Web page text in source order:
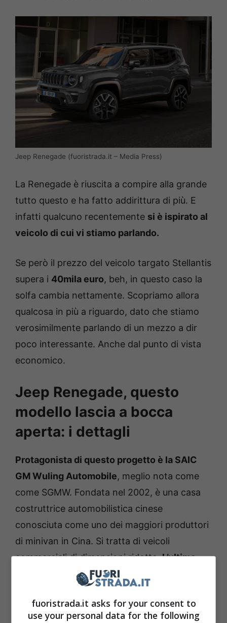
Jeep Renegade (fuoristrada.it – Media Press)
La Renegade è riuscita a compire alla grande
tutto questo e ha fatto addirittura di più. E
infatti qualcuno recentemente si è ispirato al
veicolo di cui vi stiamo parlando.
Se però il prezzo del veicolo targato Stellantis
supera i 40mila euro, beh, in questo caso la
solfa cambia nettamente. Scopriamo allora
qualcosa in più a riguardo, dato che stiamo
verosimilmente parlando di un mezzo a dir
poco interessante. Anche dal punto di vista
economico.
Jeep Renegade, questo
modello lascia a bocca
aperta: i dettagli
Protagonista di questo progetto è la SAIC
GM Wuling Automobile, meglio nota come
come SGMW. Fondata nel 2002, è una casa
costruttrice automobilistica cinese
conosciuta come uno dei maggiori produttori
di minivan in Cina. Si tratta di veicoli
commerciali di dimensioni ridotte.L’ultima
realizzazione è una mini auto elettrica
chiamata Baojun Yep, ed è stata realizzata
partendo dalla carrozzeria di un piccolo SUV
fuoristrada.it asks for your consent to
use your personal data for the following